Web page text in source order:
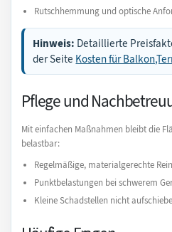
Rutschhemmung und optische
Hinweis: Detaillierte
der Seite Kosten für
Pflege und
Mit einfachen Maßnahmen bleibt die
belastbar:
Regelmäßige, materialgerechte
Punktbelastungen bei schwerem
Kleine Schadstellen nicht